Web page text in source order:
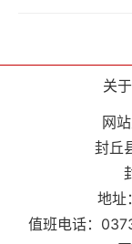
关
网
封丘
地址
值班电话：